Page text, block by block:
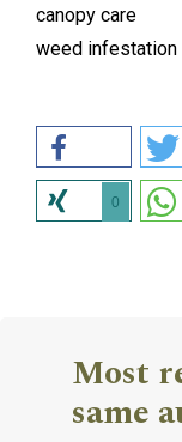
canopy care
weed infestation
0
Most
same